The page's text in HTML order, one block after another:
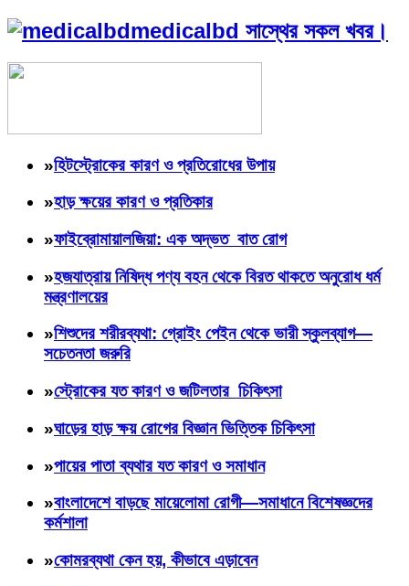
medicalbd সাস্থের সকল খবর।
»হিটস্ট্রোকের কারণ ও প্রতিরোধের উপায়
»হাড় ক্ষয়ের কারণ ও প্রতিকার
»ফাইব্রোমায়ালজিয়া: এক অদ্ভত বাত রোগ
»হজযাত্রায় নিষিদ্ধ পণ্য বহন থেকে বিরত থাকতে অনুরোধ ধর্ম
মন্ত্রণালয়ের
»শিশুদের শরীরব্যথা: গ্রোইং পেইন থেকে ভারী স্কুলব্যাগ—
সচেতনতা জরুরি
»স্ট্রোকের যত কারণ ও জটিলতার চিকিৎসা
»ঘাড়ের হাড় ক্ষয় রোগের বিজ্ঞান ভিত্তিক চিকিৎসা
»পায়ের পাতা ব্যথার যত কারণ ও সমাধান
»বাংলাদেশে বাড়ছে মায়েলোমা রোগী—সমাধানে বিশেষজ্ঞদের
কর্মশালা
»কোমরব্যথা কেন হয়, কীভাবে এড়াবেন